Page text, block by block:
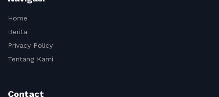
Home
Berita
Privacy Policy
Tentang Kami
Contact